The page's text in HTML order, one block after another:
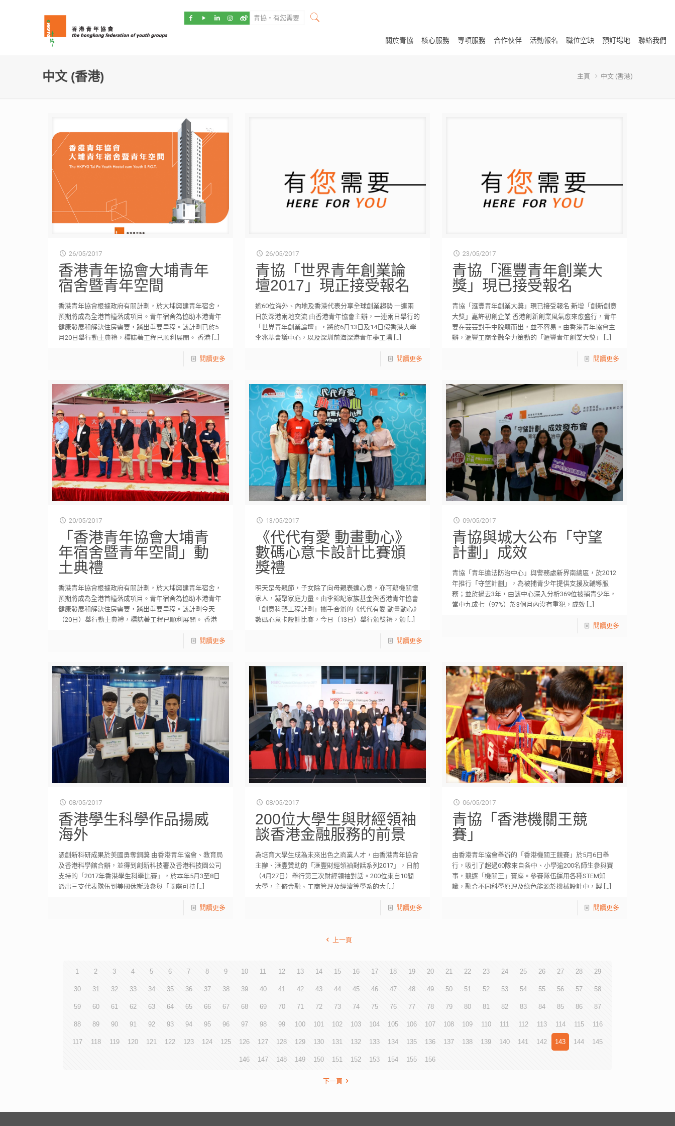
關於青協 核心服務 專項服務 合作伙伴 活動報名 職位空缺 預訂場地 聯絡我們
中文 (香港) 主頁 中文 (香港)
26/05/2017
香港青年協會大埔青年
宿舍暨青年空間
香港青年協會根據政府有關計劃，於大埔興建青年宿舍，
預期將成為全港首幢落成項目。青年宿舍為協助本港青年
健康發展和解決住房需要，踏出重要里程。該計劃已於5
月20日舉行動土典禮，標誌著工程已順利展開。 香港[…]
閱讀更多
26/05/2017
青協「世界青年創業論
壇2017」現正接受報名
逾60位海外、內地及香港代表分享全球創業趨勢 一連兩
日於深港兩地交流 由香港青年協會主辦，一連兩日舉行的
「世界青年創業論壇」，將於6月13日及14日假香港大學
李兆基會議中心，以及深圳前海深港青年夢工場[…]
閱讀更多
23/05/2017
青協「滙豐青年創業大
獎」現已接受報名
青協「滙豐青年創業大獎」現已接受報名 新增「創新創意
大獎」嘉許初創企業 香港創新創業風氣愈來愈盛行，青年
要在芸芸對手中脫穎而出，並不容易。由香港青年協會主
辦，滙豐工商金融全力策動的「滙豐青年創業大獎」
閱讀更多
20/05/2017
「香港青年協會大埔青
年宿舍暨青年空間」動
土典禮
香港青年協會根據政府有關計劃，於大埔興建青年宿舍，
預期將成為全港首幢落成項目。青年宿舍為協助本港青年
健康發展和解決住房需要，踏出重要里程。該計劃今天
（20日）舉行動土典禮，標誌著工程已順利展開。 香港
閱讀更多
13/05/2017
《代代有愛 動畫動心》
數碼心意卡設計比賽頒
獎禮
明天是母親節，子女除了向母親表達心意，亦可藉機關懷
家人，凝聚家庭力量。由李錦記家族基金與香港青年協會
「創意科藝工程計劃」攜手合辦的《代代有愛 動畫動心》
數碼心意卡設計比賽，今日（13日）舉行頒獎禮，頒[…]
閱讀更多
09/05/2017
青協與城大公布「守望
計劃」成效
青協「青年違法防治中心」與警務處新界南總區，於2012
年推行「守望計劃」，為被捕青少年提供支援及輔導服
務；並於過去3年，由該中心深入分析369位被捕青少年，
當中九成七（97%）於3個月內沒有重犯，成效[…]
閱讀更多
08/05/2017
香港學生科學作品揚威
海外
憑創新科研成果於美國勇奪銅獎 由香港青年協會、教育局
及香港科學館合辦，並得到創新科技署及香港科技園公司
支持的「2017年香港學生科學比賽」，於本年5月3至8日
派出三支代表隊伍到美國休斯敦參與「國際可持[…]
閱讀更多
08/05/2017
200位大學生與財經領袖
談香港金融服務的前景
為培育大學生成為未來出色之商業人才，由香港青年協會
主辦、滙豐贊助的「滙豐財經領袖對話系列2017」，日前
（4月27日）舉行第三次財經領袖對話。200位來自10間
大學，主修金融、工商管理及經濟等學系的大[…]
閱讀更多
06/05/2017
青協「香港機關王競
賽」
由香港青年協會舉辦的「香港機關王競賽」於5月6日舉
行，吸引了超過60隊來自各中、小學逾200名師生參與賽
事，競逐「機關王」寶座。參賽隊伍運用各種STEM知
識，融合不同科學原理及綠色能源於機械設計中，製[…]
閱讀更多
上一頁
1 2 3 4 5 6 7 8 9 10 11 12 13 14 15 16 17 18 19 20 21 22 23 24 25 26 27 28 29
30 31 32 33 34 35 36 37 38 39 40 41 42 43 44 45 46 47 48 49 50 51 52 53 54 55 56 57 58
59 60 61 62 63 64 65 66 67 68 69 70 71 72 73 74 75 76 77 78 79 80 81 82 83 84 85 86 87
88 89 90 91 92 93 94 95 96 97 98 99 100 101 102 103 104 105 106 107 108 109 110 111 112 113 114 115 116
117 118 119 120 121 122 123 124 125 126 127 128 129 130 131 132 133 134 135 136 137 138 139 140 141 142 143 144 145
146 147 148 149 150 151 152 153 154 155 156
下一頁